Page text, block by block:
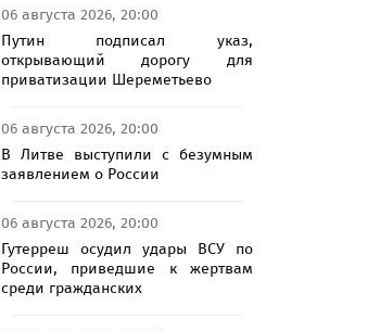
06 августа 2026, 20:00
Путин подписал указ,
открывающий дорогу для
приватизации Шереметьево
06 августа 2026, 20:00
В Литве выступили с безумным
заявлением о России
06 августа 2026, 20:00
Гутерреш осудил удары ВСУ по
России, приведшие к жертвам
среди гражданских